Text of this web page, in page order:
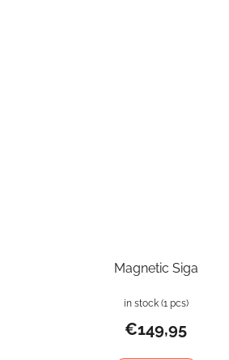
Magnetic Siga
in stock (1 pcs)
€149,95